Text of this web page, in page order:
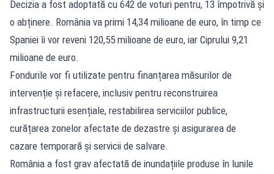
Decizia a fost adoptată cu 642 de voturi pentru, 13 împotrivă și
o abținere. România va primi 14,34 milioane de euro, în timp ce
Spaniei îi vor reveni 120,55 milioane de euro, iar Ciprului 9,21
milioane de euro.
Fondurile vor fi utilizate pentru finanțarea măsurilor de
intervenție și refacere, inclusiv pentru reconstruirea
infrastructurii esențiale, restabilirea serviciilor publice,
curățarea zonelor afectate de dezastre și asigurarea de
cazare temporară și servicii de salvare.
România a fost grav afectată de inundațiile produse în lunile